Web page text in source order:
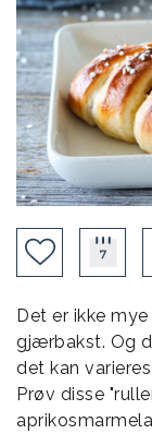
Det er ikke
gjærbakst. Og
det kan
Prøv disse